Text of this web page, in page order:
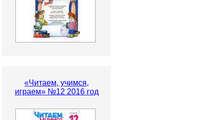
«Читаем, учимся,
играем» №12 2016 год